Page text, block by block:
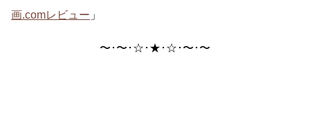
画.comレビュー 」
〜･〜･☆･★･☆･〜･〜